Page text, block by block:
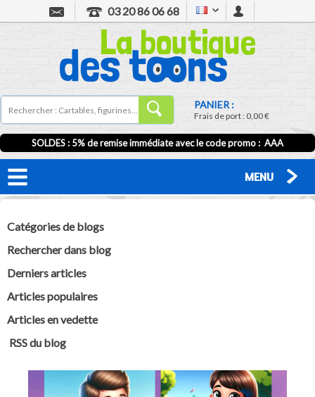
03 20 86 06 68
PANIER :
Frais de port :0,00 €
SOLDES : 5% de remise immédiate avec le code promo : AAA
MENU
Catégories de blogs
Rechercher dans blog
Derniers articles
Articles populaires
Articles en vedette
RSS du blog